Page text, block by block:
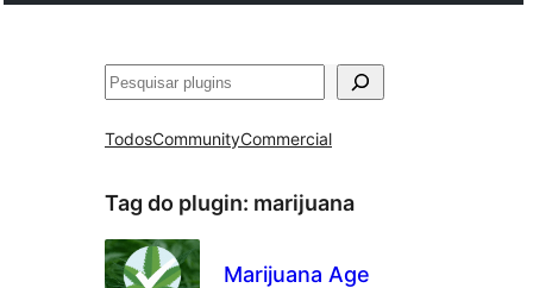
Pesquisar
TodosCommunityCommercial
Tag do plugin: marijuana
Marijuana Age